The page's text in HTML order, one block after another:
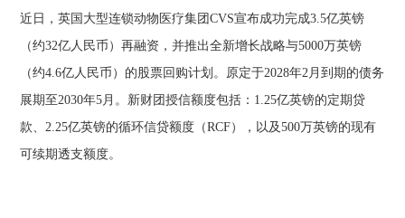
近日，英国大型连锁动物医疗集团CVS宣布成功完成3.5亿英镑
（约32亿人民币）再融资，并推出全新增长战略与5000万英镑
（约4.6亿人民币）的股票回购计划。原定于2028年2月到期的债务
展期至2030年5月。新财团授信额度包括：1.25亿英镑的定期贷
款、2.25亿英镑的循环信贷额度（RCF），以及500万英镑的现有
可续期透支额度。